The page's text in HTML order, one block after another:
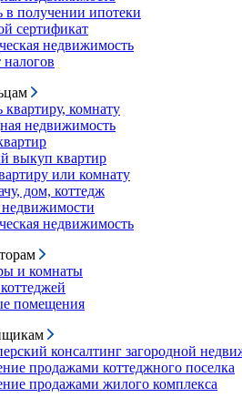
получении ипотеки
сертификат
недвижимость
налогов
квартиру, комнату
недвижимость
выкуп квартир
или комнату
дом, коттедж
недвижимость
и комнаты
помещения
консалтинг загородной
продажами коттеджного поселка
продажами жилого комплекса